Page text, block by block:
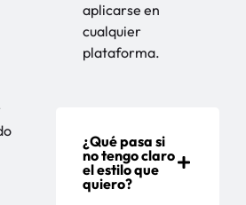
aplicarse en
cualquier
plataforma.
¿Qué pasa si
no tengo claro
el estilo que
quiero?